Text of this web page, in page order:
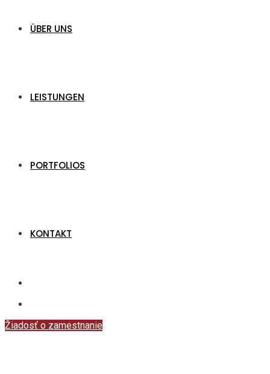
ÜBER UNS
LEISTUNGEN
PORTFOLIOS
KONTAKT
Žiadosť o zamestnanie